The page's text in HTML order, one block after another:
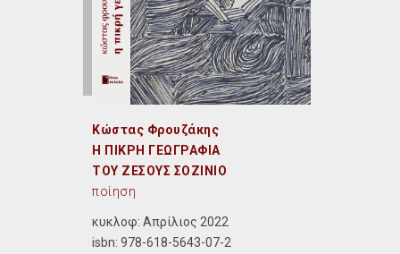
κυκλοφ: Απρίλιος 2022
isbn: 978-618-5643-07-2
Κώστας Φρουζάκης
Η ΠΙΚΡΗ ΓΕΩΓΡΑΦΙΑ
ΤΟΥ ΖΕΣΟΥΣ ΣΟΖΙΝΙΟ
ποίηση